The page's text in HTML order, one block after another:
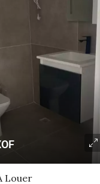
Louer